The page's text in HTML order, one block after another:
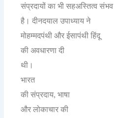
संप्रदायों का भी सहअस्तित्व संभव
है। दीनदयाल उपाध्याय ने
मोहम्मदपंथी और ईसापंथी हिंदू
की अवधारणा दी
थी।
भारत
की संप्रदाय,भाषा
और लोकाचार की